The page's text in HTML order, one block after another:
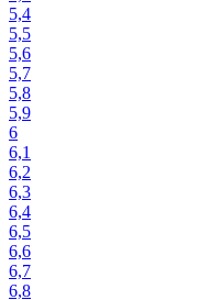
5,4
5,5
5,6
5,7
5,8
5,9
6
6,1
6,2
6,3
6,4
6,5
6,6
6,7
6,8